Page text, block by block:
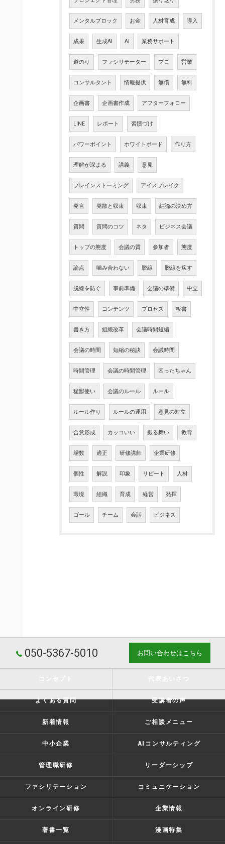
メンタルブロック お金 人材育成 導入
成果 生成AI AI 業務サポート
道のり ファシリテーター プロ 営業
コンサルタント 情報提供 無償 無料
企画書 企画書作成 アフターフォロー
LINE レポート 習慣づけ
パワーポイント ホワイトボード 作り方
理解が深まる 講義 意見
ブレインストーミング アイスブレイク
発言 発散と収束 収束 結論の決め方
質問 質問のコツ ネタ ビジネス会議
トップの態度 会議の質 参加者 態度
論点 噛み合わない 脱線 脱線を戻す
脱線を防ぐ 事前準備 会議の準備 中立
中立性 コンテンツ プロセス 板書
書き方 組織改革 会議時間短縮
会議の時間 短縮の秘訣 会議時間
時間管理 会議の時間管理 困ったちゃん
猛獣使い 会議のルール ルール
ルール作り ルールの運用 意見の対立
合意形成 カッコいい 振る舞い 教育
場数 適正 研修講師 企業研修
個性 解説 印象 リピート 人材
環境 組織 育成 経営 発揮
ゴール チーム 会話 ビジネス
050-5367-5010 お問い合わせはこちら
よくある質問 受講者の声
新着情報 ご相談メニュー
中小企業 AIコンサルティング
管理職研修 リーダーシップ
ファシリテーション コミュニケーション
オンライン研修 企業情報
著書一覧 漫画特集